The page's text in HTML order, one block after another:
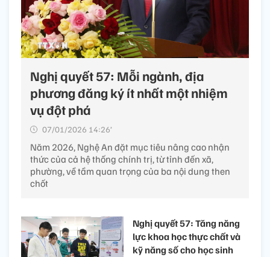
Nghị quyết 57: Mỗi ngành, địa
phương đăng ký ít nhất một nhiệm
vụ đột phá
07/01/2026 14:26’
Năm 2026, Nghệ An đặt mục tiêu nâng cao nhận
thức của cả hệ thống chính trị, từ tỉnh đến xã,
phường, về tầm quan trọng của ba nội dung then
chốt
Nghị quyết 57: Tăng năng
lực khoa học thực chất và
kỹ năng số cho học sinh